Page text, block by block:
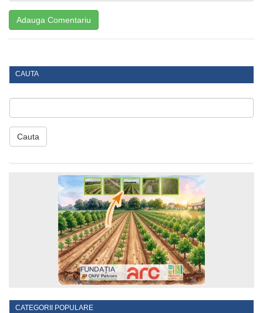
CAUTA
Cauta
CATEGORII POPULARE